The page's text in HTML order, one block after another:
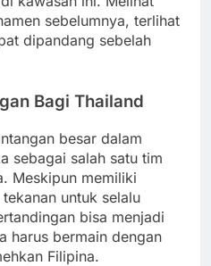
sebelumnya, terlihat
dipandang sebelah
Bagi Thailand
besar dalam
sebagai salah satu tim
Meskipun memiliki
untuk selalu
bisa menjadi
harus bermain dengan
Filipina.